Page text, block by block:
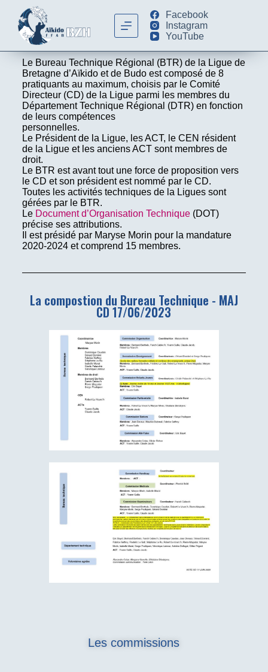
Facebook
Instagram
YouTube
Le Bureau Technique Régional (BTR) de la Ligue de
Bretagne d’Aïkido et de Budo est composé de 8
pratiquants au maximum, choisis par le Comité
Directeur (CD) de la Ligue parmi les membres du
Département Technique Régional (DTR) en fonction
de leurs compétences
personnelles.
Le Président de la Ligue, les ACT, le CEN résident
de la Ligue et les anciens ACT sont membres de
droit.
Le BTR est avant tout une force de proposition vers
le CD et son président est nommé par le CD.
Toutes les activités techniques de la Ligues sont
gérées par le BTR.
LeDocument d’Organisation Technique(DOT)
précise ses attributions.
Il est présidé par Maryse Morin pour la mandature
2020-2024 et comprend 15 membres.
La compostion du Bureau Technique - MAJ
CD 17/06/2023
Les commissions